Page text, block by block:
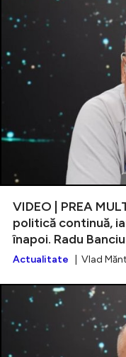
VIDEO | PREA
politică continuă,
înapoi. Radu
Actualitate | Vlad